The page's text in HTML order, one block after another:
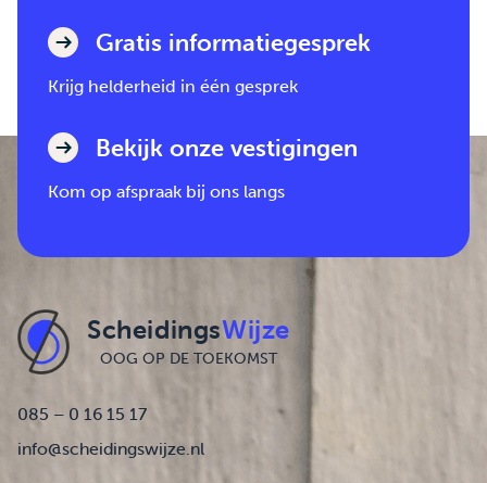
Gratis informatiegesprek
Krijg helderheid in één gesprek
Bekijk onze vestigingen
Kom op afspraak bij ons langs
ScheidingsWijze
OOG OP DE TOEKOMST
085 – 0 16 15 17
info@scheidingswijze.nl